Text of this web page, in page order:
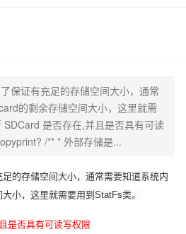
保证有充足的存储空间大小，通常
的剩余存储空间大小，这里就需
是否存在,并且是否具有可读
/** * 外部存储是...
的存储空间大小，通常需要知道系统内
小，这里就需要用到StatFs类。
是否具有可读写权限